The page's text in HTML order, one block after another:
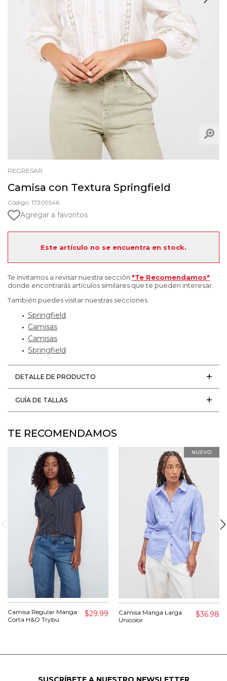
REGRESAR
Camisa con Textura Springfield
Código: 17309546
Agregar a favoritos
Este artículo no se encuentra en stock.
Te invitamos a revisar nuestra sección "Te Recomendamos"
donde encontrarás artículos similares que te pueden interesar.
También puedes visitar nuestras secciones:
Springfield
Camisas
Camisas
Springfield
DETALLE DE PRODUCTO
GUÍA DE TALLAS
TE RECOMENDAMOS
Camisa Regular Manga
Corta H&O Trybu
$29.99
Camisa Manga Larga
Unicolor
$36.98